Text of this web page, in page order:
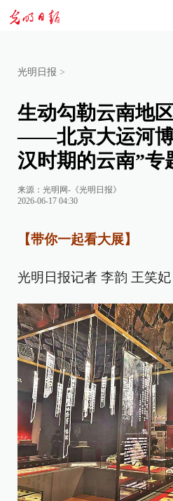
光明日报 >
生动勾勒云南地
——北京大运河博
汉时期的云南”专
来源： 光明网-《光明日报》
2026-06-17 04:30
【带你一起看大展】
光明日报记者 李韵 王笑妃